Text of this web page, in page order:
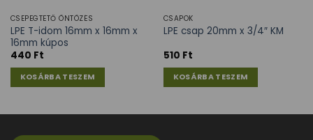
CSEPEGTETŐ ÖNTÖZÉS
LPE T-idom 16mm x 16mm x
16mm kúpos
440 Ft
KOSÁRBA TESZEM
CSAPOK
LPE csap 20mm x 3/4″ KM
510 Ft
KOSÁRBA TESZEM